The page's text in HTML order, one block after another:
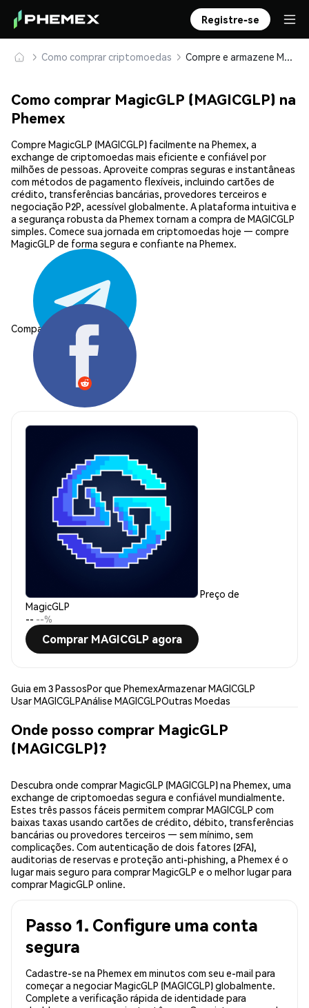
Registre-se
Como comprar criptomoedas Compre e armazene MagicGLP (MAGICGLP) com segurança
Como comprar MagicGLP (MAGICGLP) na
Phemex
Compre MagicGLP (MAGICGLP) facilmente na Phemex, a
exchange de criptomoedas mais eficiente e confiável por
milhões de pessoas. Aproveite compras seguras e instantâneas
com métodos de pagamento flexíveis, incluindo cartões de
crédito, transferências bancárias, provedores terceiros e
negociação P2P, acessível globalmente. A plataforma intuitiva e
a segurança robusta da Phemex tornam a compra de MAGICGLP
simples. Comece sua jornada em criptomoedas hoje — compre
MagicGLP de forma segura e confiante na Phemex.
Compartilhar:
Preço de
MagicGLP
-- --%
Comprar MAGICGLP agora
Guia em 3 PassosPor que PhemexArmazenar MAGICGLP
Usar MAGICGLPAnálise MAGICGLPOutras Moedas
Onde posso comprar MagicGLP
(MAGICGLP)?
Descubra onde comprar MagicGLP (MAGICGLP) na Phemex, uma
exchange de criptomoedas segura e confiável mundialmente.
Estes três passos fáceis permitem comprar MAGICGLP com
baixas taxas usando cartões de crédito, débito, transferências
bancárias ou provedores terceiros — sem mínimo, sem
complicações. Com autenticação de dois fatores (2FA),
auditorias de reservas e proteção anti-phishing, a Phemex é o
lugar mais seguro para comprar MagicGLP e o melhor lugar para
comprar MagicGLP online.
Passo 1. Configure uma conta
segura
Cadastre-se na Phemex em minutos com seu e-mail para
começar a negociar MagicGLP (MAGICGLP) globalmente.
Complete a verificação rápida de identidade para